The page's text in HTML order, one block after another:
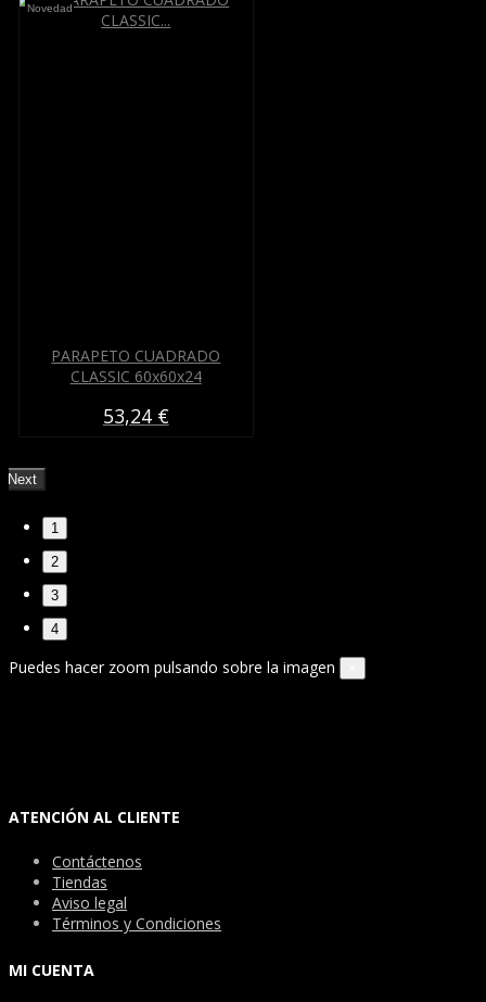
Novedad
PARAPETO CUADRADO
CLASSIC 60x60x24
53,24 €
Next
1
2
3
4
Puedes hacer zoom pulsando sobre la imagen
ATENCIÓN AL CLIENTE
Contáctenos
Tiendas
Aviso legal
Términos y Condiciones
MI CUENTA